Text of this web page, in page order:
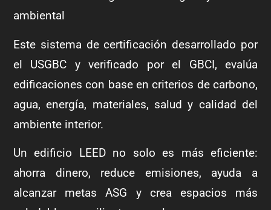
ambiental
Este sistema de certificación desarrollado por
el USGBC y verificado por el GBCI, evalúa
edificaciones con base en criterios de carbono,
agua, energía, materiales, salud y calidad del
ambiente interior.
Un edificio LEED no solo es más eficiente:
ahorra dinero, reduce emisiones, ayuda a
alcanzar metas ASG y crea espacios más